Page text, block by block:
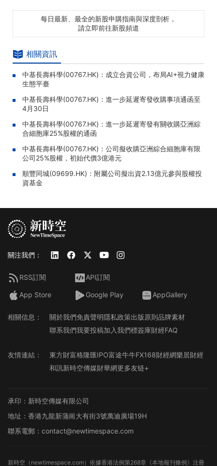
每日最新、最全的新股申購指南與深度剖析，
請立即前往新股頻道
相關資訊
中基長壽科學(00767.HK)：成立合資公司，布局AI+視力健康
生態平臺
中基長壽科學(00767.HK)：進一步延遲寄發收購事項通函至
4月30日
中基長壽科學(00767.HK)：進一步延遲寄發有關收購亞洲綜
合細胞庫25%股權的通函
中基長壽科學(00767.HK)：公司擬收購亞洲綜合細胞庫有限
公司25%股權，初始代價3億港元
順豐同城(09699.HK)：附屬公司擬出資2.13億元參與股權投
資基金
關注我們：
RSS訂閱 API訂閱
App Store Google Play AppGallery
相關信息： 關於我們免責聲明隱私政策出版原則品牌素材
聯系我們我要投稿加入我們標簽庫財經FAQ
友情連結： 東方財富格隆匯IPO富途牛牛FX168財經網樂居財經
和訊新時空傳媒財華網更多友链+
承印：新時空傳媒有限公司
地址：香港九龍新蒲崗大有街3號萬迪廣場19H
聯系電郵：contact@newtimespace.com
新時空（ newtimespace.com）依據香港法例第268章《本地報刊條例》注冊